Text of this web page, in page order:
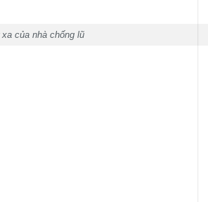
của nhà chống lũ